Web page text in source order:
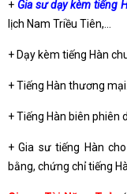
+ Gia sư dạy kèm tiếng
lịch Nam Triều Tiên,…
+ Dạy kèm tiếng Hàn
+ Tiếng Hàn thương mại.
+ Tiếng Hàn biên phiên
+ Gia sư tiếng Hàn
bằng, chứng chỉ tiếng